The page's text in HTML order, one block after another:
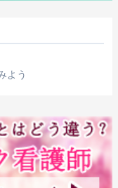
よう